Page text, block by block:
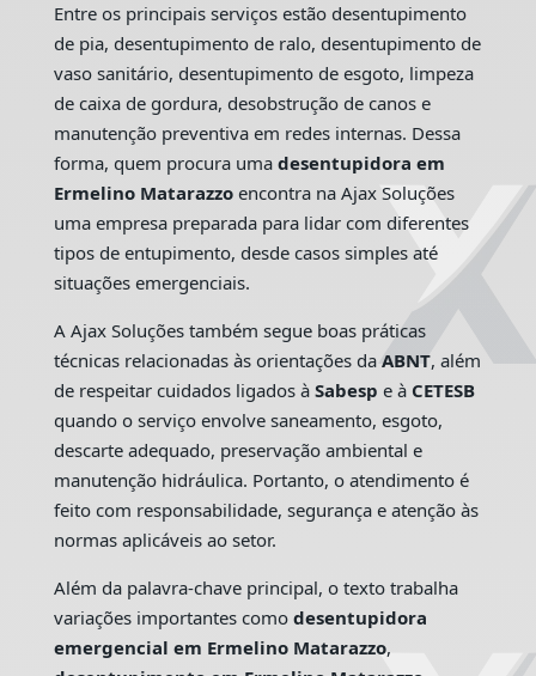
Entre os principais serviços estão desentupimento
de pia, desentupimento de ralo, desentupimento de
vaso sanitário, desentupimento de esgoto, limpeza
de caixa de gordura, desobstrução de canos e
manutenção preventiva em redes internas. Dessa
forma, quem procura uma desentupidora em
Ermelino Matarazzoencontra na Ajax Soluções
uma empresa preparada para lidar com diferentes
tipos de entupimento, desde casos simples até
situações emergenciais.
A Ajax Soluções também segue boas práticas
técnicas relacionadas às orientações da ABNT, além
de respeitar cuidados ligados à Sabesp e à CETESB
quando o serviço envolve saneamento, esgoto,
descarte adequado, preservação ambiental e
manutenção hidráulica. Portanto, o atendimento é
feito com responsabilidade, segurança e atenção às
normas aplicáveis ao setor.
Além da palavra-chave principal, o texto trabalha
variações importantes como desentupidora
emergencial em Ermelino Matarazzo,